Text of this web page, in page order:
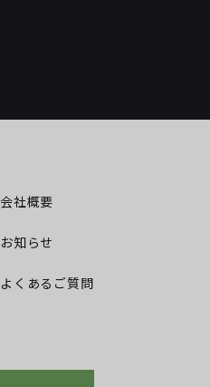
会社概要
お知らせ
よくあるご質問